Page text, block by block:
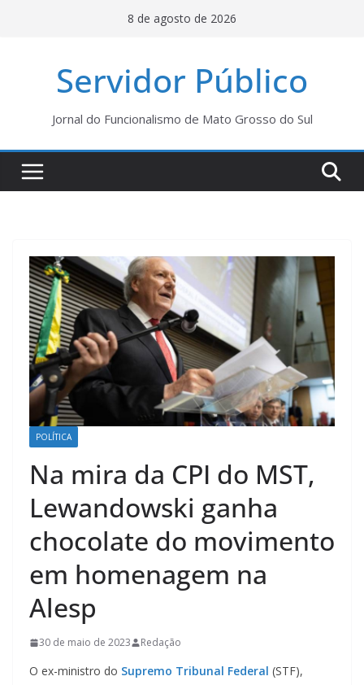
8 de agosto de 2026
Servidor Público
Jornal do Funcionalismo de Mato Grosso do Sul
POLÍTICA
Na mira da CPI do MST,
Lewandowski ganha
chocolate do movimento
em homenagem na
Alesp
30 de maio de 2023 Redação
O ex-ministro do Supremo Tribunal Federal (STF),